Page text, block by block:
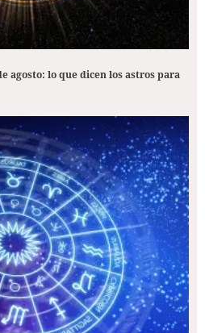
agosto: lo que dicen los astros para